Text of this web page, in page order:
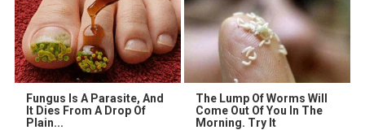
Fungus Is A Parasite, And
It Dies From A Drop Of
Plain...
The Lump Of Worms Will
Come Out Of You In The
Morning. Try It